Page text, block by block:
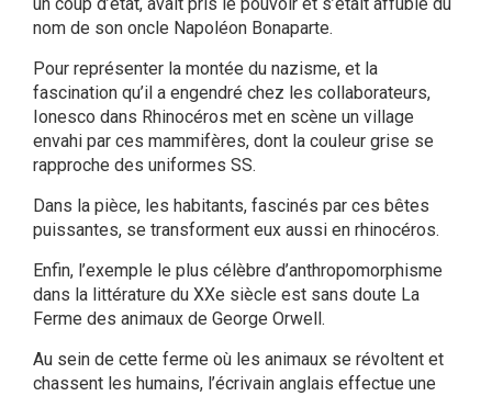
nom de son oncle Napoléon Bonaparte.
Pour représenter la montée du nazisme, et la
fascination qu’il a engendré chez les collaborateurs,
Ionesco dans Rhinocéros met en scène un village
envahi par ces mammifères, dont la couleur grise se
rapproche des uniformes SS.
Dans la pièce, les habitants, fascinés par ces bêtes
puissantes, se transforment eux aussi en rhinocéros.
Enfin, l’exemple le plus célèbre d’anthropomorphisme
dans la littérature du XXe siècle est sans doute La
Ferme des animaux de George Orwell.
Au sein de cette ferme où les animaux se révoltent et
chassent les humains, l’écrivain anglais effectue une